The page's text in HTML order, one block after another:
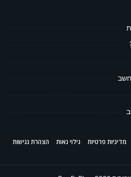
מדיניות פרטיות גילוי נאות הצהרת נגישות